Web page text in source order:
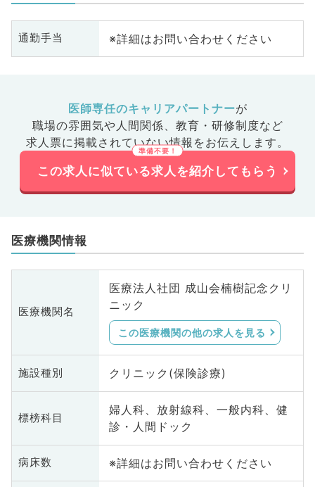
通勤手当 ※詳細はお問い合わせください
医師専任のキャリアパートナーが
職場の雰囲気や人間関係、 教育・研修制度など
求人票に掲載されていない情報をお伝えします。
この求人に似ている求人を紹介してもらう
医療機関情報
医療機関名
医療法人社団 成山会楠樹記念クリ
ニック
この医療機関の他の求人を見る
施設種別 クリニック(保険診療)
標榜科目
婦人科、放射線科、一般内科、健
診・人間ドック
病床数 ※詳細はお問い合わせください